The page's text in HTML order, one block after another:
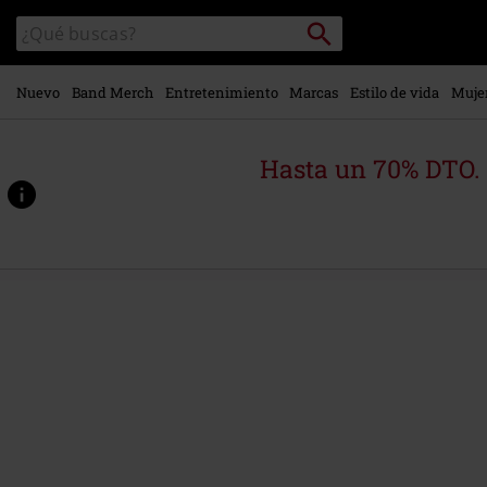
contenido
principal
Buscar
en
el
catálogo
Buscar
Nuevo Band Merch Entretenimiento Marcas Estilo de vida
Hasta un 70%